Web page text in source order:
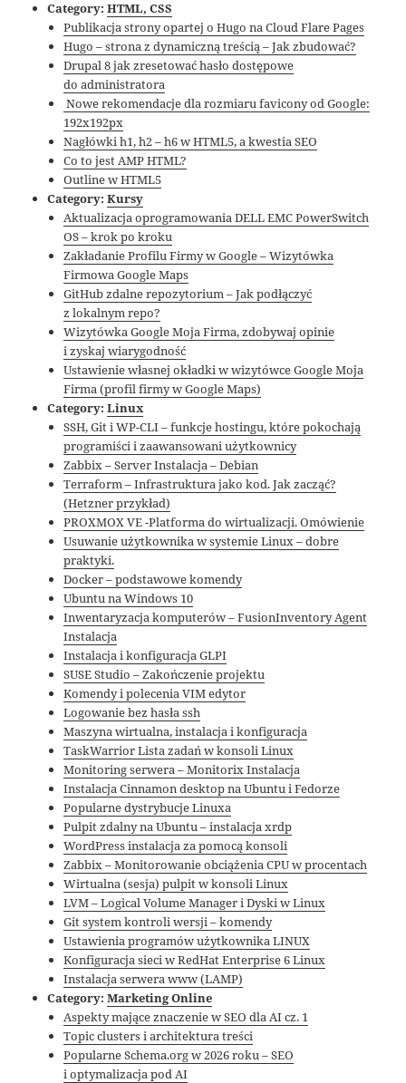
Category:HTML, CSS
Publikacja strony opartej o Hugo na Cloud Flare Pages
Hugo – strona z dynamiczną treścią – Jak zbudować?
Drupal 8 jak zresetować hasło dostępowe
do administratora
Nowe rekomendacje dla rozmiaru favicony od Google:
192x192px
Nagłówki h1, h2 – h6 w HTML5, a kwestia SEO
Co to jest AMP HTML?
Outline w HTML5
Category:Kursy
Aktualizacja oprogramowania DELL EMC PowerSwitch
OS – krok po kroku
Zakładanie Profilu Firmy w Google – Wizytówka
Firmowa Google Maps
GitHub zdalne repozytorium – Jak podłączyć
z lokalnym repo?
Wizytówka Google Moja Firma, zdobywaj opinie
i zyskaj wiarygodność
Ustawienie własnej okładki w wizytówce Google Moja
Firma (profil firmy w Google Maps)
Category:Linux
SSH, Git i WP-CLI – funkcje hostingu, które pokochają
programiści i zaawansowani użytkownicy
Zabbix – Server Instalacja – Debian
Terraform – Infrastruktura jako kod. Jak zacząć?
(Hetzner przykład)
PROXMOX VE -Platforma do wirtualizacji. Omówienie
Usuwanie użytkownika w systemie Linux – dobre
praktyki.
Docker – podstawowe komendy
Ubuntu na Windows 10
Inwentaryzacja komputerów – FusionInventory Agent
Instalacja
Instalacja i konfiguracja GLPI
SUSE Studio – Zakończenie projektu
Komendy i polecenia VIM edytor
Logowanie bez hasła ssh
Maszyna wirtualna, instalacja i konfiguracja
TaskWarrior Lista zadań w konsoli Linux
Monitoring serwera – Monitorix Instalacja
Instalacja Cinnamon desktop na Ubuntu i Fedorze
Popularne dystrybucje Linuxa
Pulpit zdalny na Ubuntu – instalacja xrdp
WordPress instalacja za pomocą konsoli
Zabbix – Monitorowanie obciążenia CPU w procentach
Wirtualna (sesja) pulpit w konsoli Linux
LVM – Logical Volume Manager i Dyski w Linux
Git system kontroli wersji – komendy
Ustawienia programów użytkownika LINUX
Konfiguracja sieci w RedHat Enterprise 6 Linux
Instalacja serwera www (LAMP)
Category:Marketing Online
Aspekty mające znaczenie w SEO dla AI cz. 1
Topic clusters i architektura treści
Popularne Schema.org w 2026 roku – SEO
i optymalizacja pod AI